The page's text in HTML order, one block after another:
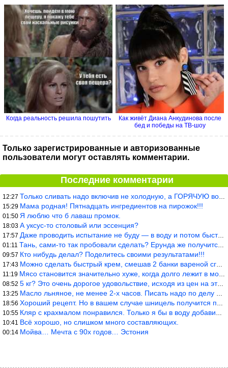
Когда реальность решила пошутить
Как живёт Диана Анкудинова после
бед и победы на ТВ-шоу
Только зарегистрированные и авторизованные
пользователи могут оставлять комментарии.
Последние комментарии
12:27 Только сливать надо включив не холодную, а ГОРЯЧУЮ воду. Трубы в
15:29 Мама родная! Пятнадцать ингредиентов на пирожок!!!
01:50 Я люблю что б лаваш промок.
18:03 А уксус-то столовый или эссенция?
17:57 Даже проводить испытание не буду — в воду и потом быстро в раска
01:11 Тань, сами-то так пробовали сделать? Ерунда же получится. Нет, с
09:57 Кто нибудь делал? Поделитесь своими результатами!!!
17:43 Можно сделать быстрый крем, смешав 2 банки вареной сгущенки со с
11:19 Мясо становится значительно хуже, когда долго лежит в морозилке
08:52 5 кг? Это очень дорогое удовольствие, исходя из цен на эту ягоду
13:25 Масло льняное, не менее 2-х часов. Писать надо по делу и подробн
18:56 Хороший рецепт. Но в вашем случае шницель получится парено-варен
10:55 Кляр с крахмалом понравился. Только я бы в воду добавил бы молок
10:41 Всё хорошо, но слишком много составляющих.
00:14 Мойва… Мечта с 90х годов… Эстония